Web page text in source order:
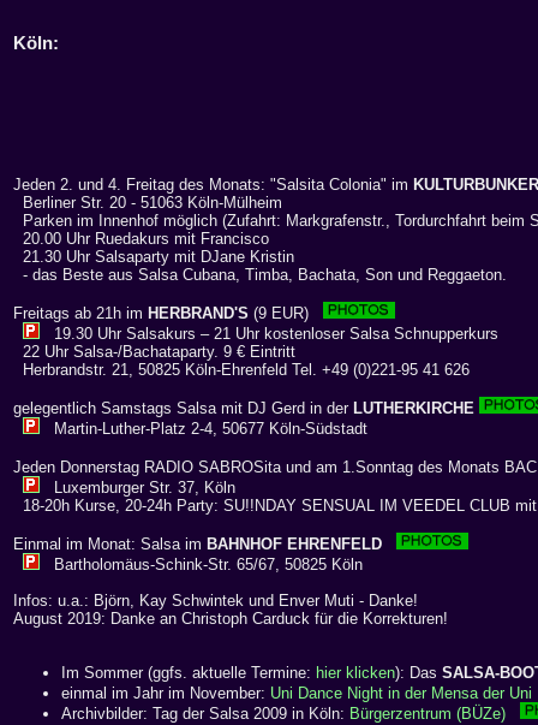
Köln:
Jeden 2. und 4. Freitag des Monats: "Salsita Colonia" im KULTURBUNKER
Berliner Str. 20 - 51063 Köln-Mülheim
Parken im Innenhof möglich (Zufahrt: Markgrafenstr., Tordurchfahrt beim
20.00 Uhr Ruedakurs mit Francisco
21.30 Uhr Salsaparty mit DJane Kristin
- das Beste aus Salsa Cubana, Timba, Bachata, Son und Reggaeton.
Freitags ab 21h im HERBRAND'S (9 EUR)
19.30 Uhr Salsakurs – 21 Uhr kostenloser Salsa Schnupperkurs
22 Uhr Salsa-/Bachataparty. 9 € Eintritt
Herbrandstr. 21, 50825 Köln-Ehrenfeld Tel. +49 (0)221-95 41 626
gelegentlich Samstags Salsa mit DJ Gerd in der LUTHERKIRCHE
Martin-Luther-Platz 2-4, 50677 Köln-Südstadt
Jeden Donnerstag RADIO SABROSita und am 1.Sonntag des Monats
Luxemburger Str. 37, Köln
18-20h Kurse, 20-24h Party: SU!!NDAY SENSUAL IM VEEDEL CLUB
Einmal im Monat: Salsa im BAHNHOF EHRENFELD
Bartholomäus-Schink-Str. 65/67, 50825 Köln
Infos: u.a.: Björn, Kay Schwintek und Enver Muti - Danke!
August 2019: Danke an Christoph Carduck für die Korrekturen!
Im Sommer (ggfs. aktuelle Termine: hier klicken): Das SALSA-
einmal im Jahr im November: Uni Dance Night in der Mensa der
Archivbilder: Tag der Salsa 2009 in Köln: Bürgerzentrum (BÜZe)